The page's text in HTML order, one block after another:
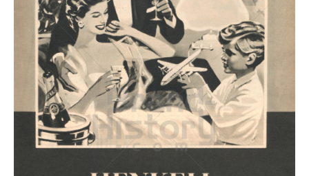
Konzerne
Epoche